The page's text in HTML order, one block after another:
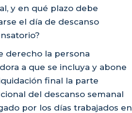
y en qué plazo debe
el día de descanso
derecho la persona
a que se incluya y abone
final la parte
del descanso semanal
por los días trabajados en